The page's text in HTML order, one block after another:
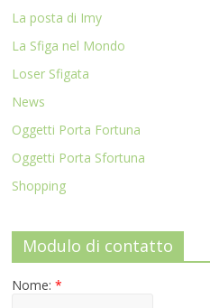
La posta di Imy
La Sfiga nel Mondo
Loser Sfigata
News
Oggetti Porta Fortuna
Oggetti Porta Sfortuna
Shopping
Modulo di contatto
Nome:*